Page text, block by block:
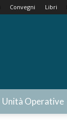
Convegni Libri
Unità Operative